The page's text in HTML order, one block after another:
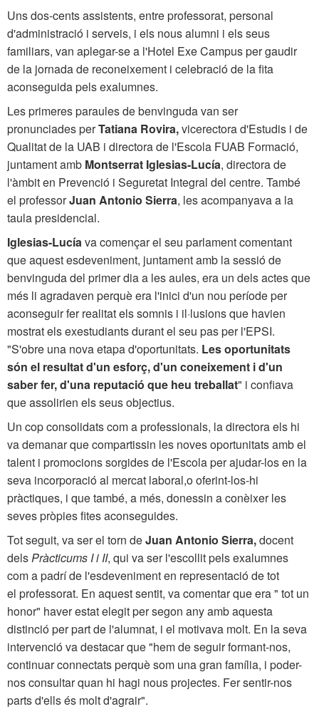
Uns dos-cents assistents, entre professorat, personal
d'administració i serveis, i els nous alumni i els seus
familiars, van aplegar-se a l'Hotel Exe Campus per gaudir
de la jornada de reconeixement i celebració de la fita
aconseguida pels exalumnes.
Les primeres paraules de benvinguda van ser
pronunciades perTatiana Rovira,vicerectora d'Estudis i de
Qualitat de la UAB i directora de l'Escola FUAB Formació,
juntament amb Montserrat Iglesias-Lucía, directora de
l'àmbit en Prevenció i Seguretat Integral del centre. També
el professorJuan Antonio Sierra, les acompanyava a la
taula presidencial.
Iglesias-Lucíava començar el seu parlament comentant
que aquest esdeveniment, juntament amb la sessió de
benvinguda del primer dia a les aules, era un dels actes que
més li agradaven perquè era l'inici d'un nou període per
aconseguir fer realitat els somnis i il·lusions que havien
mostrat els exestudiants durant el seu pas per l'EPSI.
"S'obre una nova etapa d'oportunitats. Les oportunitats
són el resultat d'un esforç, d'un coneixement i d'un
saber fer, d'una reputació que heu treballat" i confiava
que assolirien els seus objectius.
Un cop consolidats com a professionals, la directora els hi
va demanar que compartissin les noves oportunitats amb el
talent i promocions sorgides de l'Escola per ajudar-los en la
seva incorporació al mercat laboral,o oferint-los-hi
pràctiques, i que també, a més, donessin a conèixer les
seves pròpies fites aconseguides.
Tot seguit, va ser el torn deJuan Antonio Sierra,docent
delsPràcticums I i II, qui va ser l'escollit pels exalumnes
com a padrí de l'esdeveniment en representació de tot
el professorat. En aquest sentit, va comentar que era " tot un
honor" haver estat elegit per segon any amb aquesta
distinció per part de l'alumnat, i el motivava molt. En la seva
intervenció va destacar que "hem de seguir formant-nos,
continuar connectats perquè som una gran família, i poder-
nos consultar quan hi hagi nous projectes. Fer sentir-nos
parts d'ells és molt d'agrair".